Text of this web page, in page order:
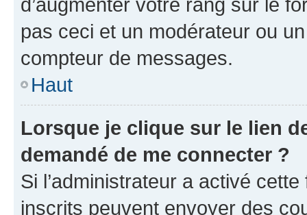
pas ceci et un modérateur ou
compteur de messages.
Haut
Lorsque je clique sur le lien
demandé de me connecter ?
Si l’administrateur a activé
inscrits peuvent envoyer des